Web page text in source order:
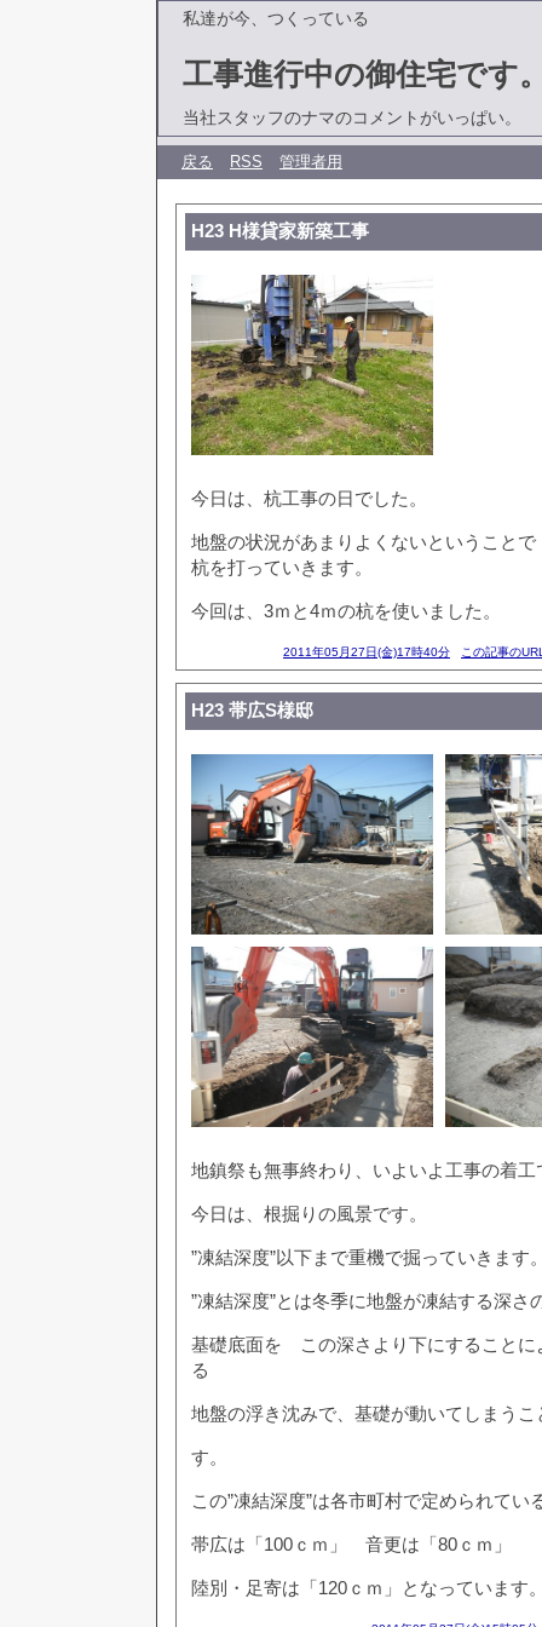
私達が今、つくっている
工事進行中の御住宅です
当社スタッフのナマのコメントがいっぱい。
戻る RSS 管理者用
H23 H様貸家新築工事
今日は、杭工事の日でした。
地盤の状況があまりよくないということ
杭を打っていきます。
今回は、3ｍと4ｍの杭を使いました。
2011年05月27日(金)17時40分 この記事の
H23 帯広S様邸
地鎮祭も無事終わり、いよいよ工事の着工
今日は、根掘りの風景です。
”凍結深度”以下まで重機で掘っていきます
”凍結深度”とは冬季に地盤が凍結する深さ
基礎底面を この深さより下にすることに
る
地盤の浮き沈みで、基礎が動いてしまう
す。
この”凍結深度”は各市町村で定められてい
帯広は「100ｃｍ」 音更は「80ｃｍ」
陸別・足寄は「120ｃｍ」となっています